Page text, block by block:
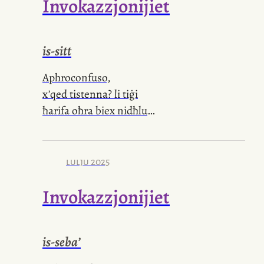
ma rridx is-sedattiv
Invokazzjonijiet
is-sitt
Aphroconfuso,
x’qed tistenna? li tiġi
ħarifa oħra biex nidħlu
ma tafx li jiena qatt
Aphroconfuso,
maħbub sinċier,
lulju 2025
Invokazzjonijiet
is-seba’